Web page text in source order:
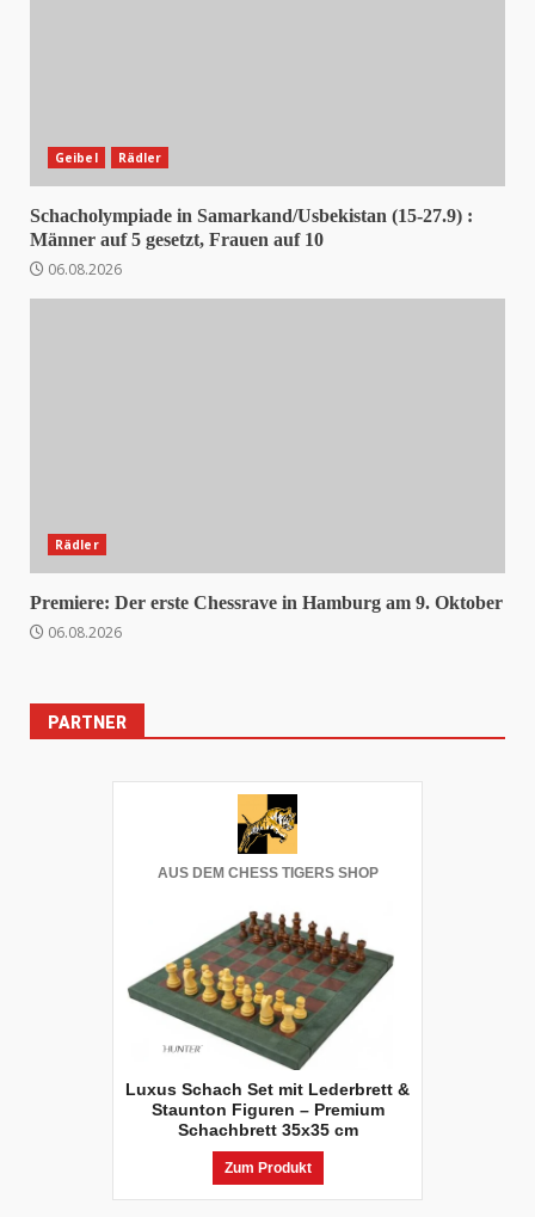
Geibel Rädler
Schacholympiade in Samarkand/Usbekistan (15-27.9) :
Männer auf 5 gesetzt, Frauen auf 10
06.08.2026
Rädler
Premiere: Der erste Chessrave in Hamburg am 9. Oktober
06.08.2026
PARTNER
AUS DEM CHESS TIGERS SHOP
Luxus Schach Set mit Lederbrett &
Staunton Figuren – Premium
Schachbrett 35x35 cm
Zum Produkt